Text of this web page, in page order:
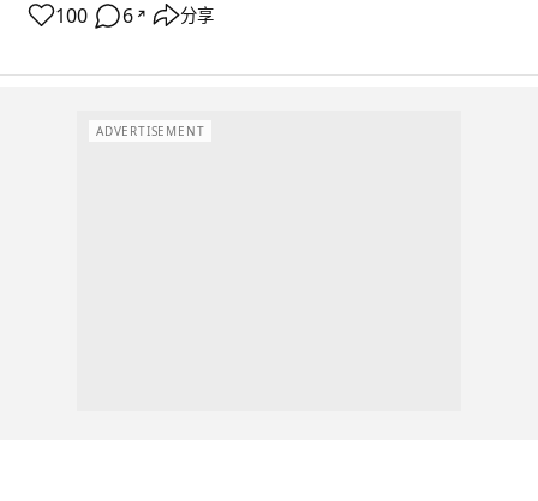
100 6 ↗ 分享
ADVERTISEMENT